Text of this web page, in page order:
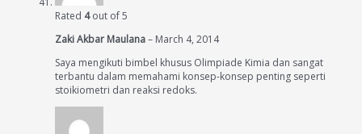
Rated 4out of 5
Zaki Akbar Maulana– March 4, 2014
Saya mengikuti bimbel khusus Olimpiade Kimia dan sangat
terbantu dalam memahami konsep-konsep penting seperti
stoikiometri dan reaksi redoks.